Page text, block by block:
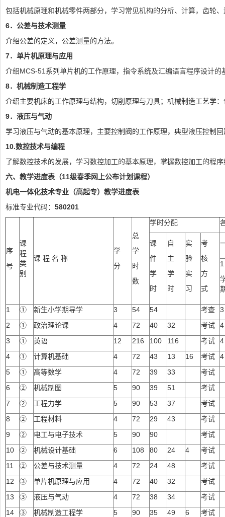
包括机械原理和机械零件两部分，学习常见机构的分析、计算，齿轮
6．公差与技术测量
介绍公差的定义，公差测量的方法。
7．单片机原理与应用
介绍MCS-51系列单片机的工作原理，指令系统及汇编语言程序设计的
8．机械制造工程学
介绍主要机床的工作原理与结构，切削原理与刀具；机械制造工艺学
9．液压与气动
学习液压与气动的基本原理，主要控制阀的工作原理，典型液压控制
10.数控技术与编程
了解数控技术的发展，学习数控加工的基本原理，掌握数控加工的程
六、教学进度表（11级春季网上公布计划课程）
机电一体化技术专业（高起专）教学进度表
标准专业代码： 580201
序
号
课
程
类
别
课 程 名 称
学
分
总
学
时
数
学时分配
课
件
学
时
自
主
学
时
实
验
实
习
考
核
方
式
1
1 ① 新生小学期导学 3 54 54 考查
3
2
① 政治理论课 4 72 40 32 考试
4
3
① 英语 12 216 100 116 考试
4
4
① 计算机基础 4 72 43 13 16 考试
4
5
① 高等数学 4 72 39 33
考试
6
② 机械制图 5 90 39 51
考试
7
② 工程力学 5 90 53 37
考试
8
② 工程材料 4 72 29 43
考试
9
② 电工与电子技术 5 90 90
考试
10
② 机械设计基础 6 108 80 24 4
考试
11
② 公差与技术测量 4 72 24 48
考试
12
③ 单片机原理与应用 4 72 40 32
考试
13
③ 液压与气动 4 72 38 34
考试
14
③ 机械制造工程学 5 90 35 49 6
考试